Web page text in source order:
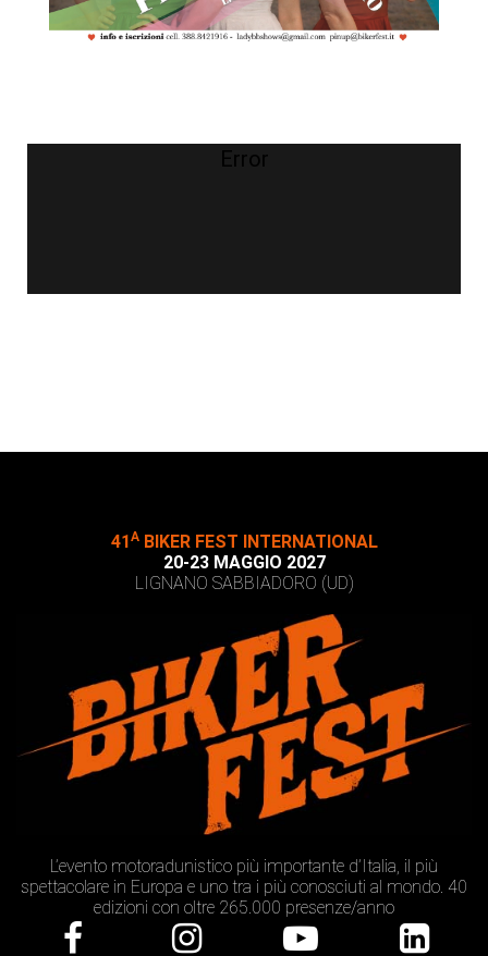
Error
41 ABIKER FEST INTERNATIONAL
20-23 MAGGIO 2027
LIGNANO SABBIADORO (UD)
L’evento motoradunistico più importante d’Italia, il più
spettacolare in Europa e uno tra i più conosciuti al mondo. 40
edizioni con oltre 265.000 presenze/anno